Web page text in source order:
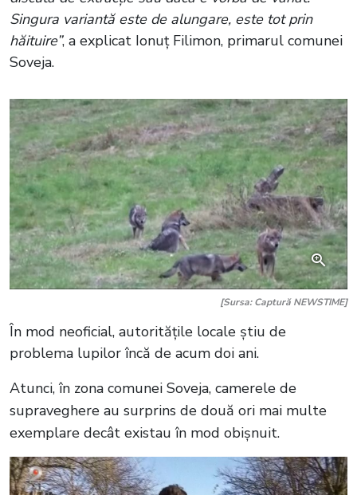
Singura variantă este de alungare, este tot prin
hăituire”, a explicat Ionuț Filimon, primarul comunei
Soveja.
[Sursa: Captură NEWSTIME]
În mod neoficial, autoritățile locale știu de
problema lupilor încă de acum doi ani.
Atunci, în zona comunei Soveja, camerele de
supraveghere au surprins de două ori mai multe
exemplare decât existau în mod obișnuit.